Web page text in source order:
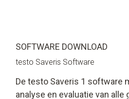
SOFTWARE DOWNLOAD
testo Saveris Software
De testo Saveris 1 software
analyse en evaluatie van alle